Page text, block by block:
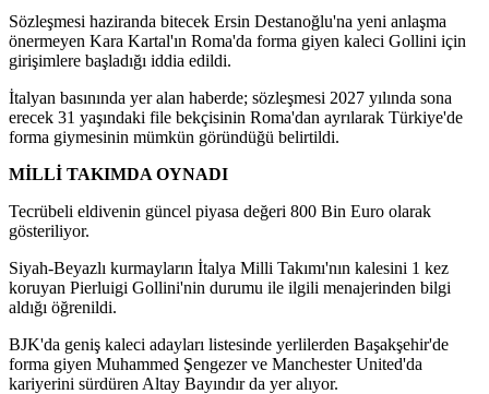
Sözleşmesi haziranda bitecek Ersin Destanoğlu'na yeni anlaşma
önermeyen Kara Kartal'ın Roma'da forma giyen kaleci Gollini için
girişimlere başladığı iddia edildi.
İtalyan basınında yer alan haberde; sözleşmesi 2027 yılında sona
erecek 31 yaşındaki file bekçisinin Roma'dan ayrılarak Türkiye'de
forma giymesinin mümkün göründüğü belirtildi.
MİLLİ TAKIMDA OYNADI
Tecrübeli eldivenin güncel piyasa değeri 800 Bin Euro olarak
gösteriliyor.
Siyah-Beyazlı kurmayların İtalya Milli Takımı'nın kalesini 1 kez
koruyan Pierluigi Gollini'nin durumu ile ilgili menajerinden bilgi
aldığı öğrenildi.
BJK'da geniş kaleci adayları listesinde yerlilerden Başakşehir'de
forma giyen Muhammed Şengezer ve Manchester United'da
kariyerini sürdüren Altay Bayındır da yer alıyor.